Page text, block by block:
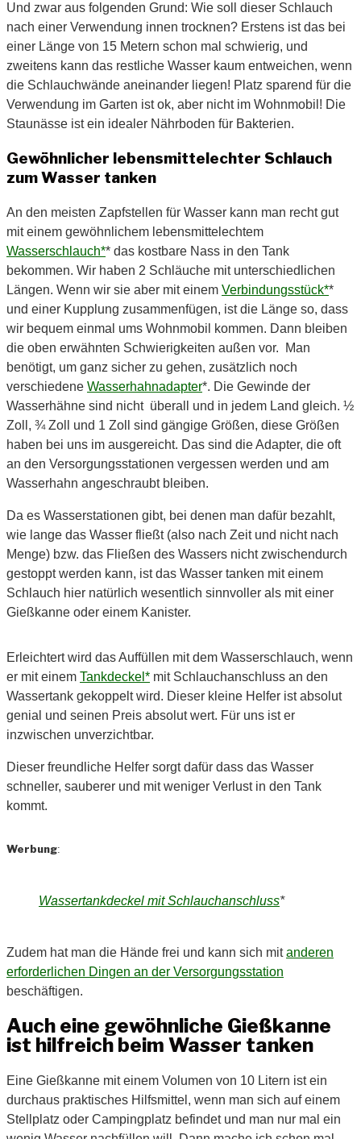
Und zwar aus folgenden Grund: Wie soll dieser Schlauch
nach einer Verwendung innen trocknen? Erstens ist das bei
einer Länge von 15 Metern schon mal schwierig, und
zweitens kann das restliche Wasser kaum entweichen, wenn
die Schlauchwände aneinander liegen! Platz sparend für die
Verwendung im Garten ist ok, aber nicht im Wohnmobil! Die
Staunässe ist ein idealer Nährboden für Bakterien.
Gewöhnlicher lebensmittelechter Schlauch
zum Wasser tanken
An den meisten Zapfstellen für Wasser kann man recht gut
mit einem gewöhnlichem lebensmittelechtem
Wasserschlauch** das kostbare Nass in den Tank
bekommen. Wir haben 2 Schläuche mit unterschiedlichen
Längen. Wenn wir sie aber mit einem Verbindungsstück**
und einer Kupplung zusammenfügen, ist die Länge so, dass
wir bequem einmal ums Wohnmobil kommen. Dann bleiben
die oben erwähnten Schwierigkeiten außen vor. Man
benötigt, um ganz sicher zu gehen, zusätzlich noch
verschiedene Wasserhahnadapter*. Die Gewinde der
Wasserhähne sind nicht überall und in jedem Land gleich. ½
Zoll, ¾ Zoll und 1 Zoll sind gängige Größen, diese Größen
haben bei uns im ausgereicht. Das sind die Adapter, die oft
an den Versorgungsstationen vergessen werden und am
Wasserhahn angeschraubt bleiben.
Da es Wasserstationen gibt, bei denen man dafür bezahlt,
wie lange das Wasser fließt (also nach Zeit und nicht nach
Menge) bzw. das Fließen des Wassers nicht zwischendurch
gestoppt werden kann, ist das Wasser tanken mit einem
Schlauch hier natürlich wesentlich sinnvoller als mit einer
Gießkanne oder einem Kanister.
Erleichtert wird das Auffüllen mit dem Wasserschlauch, wenn
er mit einem Tankdeckel* mit Schlauchanschluss an den
Wassertank gekoppelt wird. Dieser kleine Helfer ist absolut
genial und seinen Preis absolut wert. Für uns ist er
inzwischen unverzichtbar.
Dieser freundliche Helfer sorgt dafür dass das Wasser
schneller, sauberer und mit weniger Verlust in den Tank
kommt.
Werbung:
Wassertankdeckel mit Schlauchanschluss*
Zudem hat man die Hände frei und kann sich mitanderen
erforderlichen Dingen an der Versorgungsstation
beschäftigen.
Auch eine gewöhnliche Gießkanne
ist hilfreich beim Wasser tanken
Eine Gießkanne mit einem Volumen von 10 Litern ist ein
durchaus praktisches Hilfsmittel, wenn man sich auf einem
Stellplatz oder Campingplatz befindet und man nur mal ein